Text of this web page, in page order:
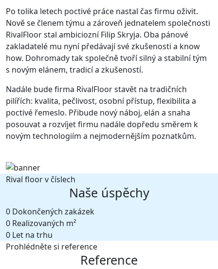
Po tolika letech poctivé práce nastal čas firmu oživit.
Nově se členem týmu a zároveň jednatelem společnosti
RivalFloor stal ambiciozní Filip Skryja. Oba pánové
zakladatelé mu nyní předávají své zkušenosti a know
how. Dohromady tak společně tvoří silný a stabilní tým
s novým elánem, tradicí a zkušeností.
Nadále bude firma RivalFloor stavět na tradičních
pilířích: kvalita, pečlivost, osobní přístup, flexibilita a
poctivé řemeslo. Přibude nový náboj, elán a snaha
posouvat a rozvíjet firmu nadále dopředu směrem k
novým technologiím a nejmodernějším poznatkům.
Rival floor v číslech
Naše úspěchy
0 Dokončených zakázek
0 Realizovaných m²
0 Let na trhu
Prohlédněte si reference
Reference